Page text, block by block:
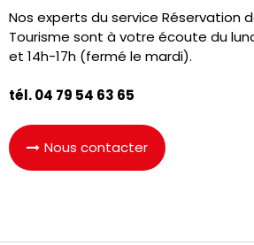
Nos experts du service Réservation
Tourisme sont à votre écoute du
et 14h-17h (fermé le mardi).
tél. 04 79 54 63 65
Nous contacter